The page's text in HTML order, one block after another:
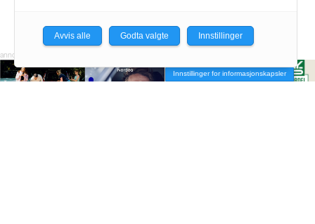
Innstillinger for informasjonskapsler
Avvis alle Godta valgte Innstillinger